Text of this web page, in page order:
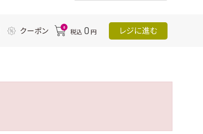
クーポン 0
税込 0 円 レジに進む